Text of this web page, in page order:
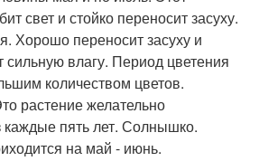
свет и стойко переносит засуху.
Хорошо переносит засуху и
влагу. Период цветения
количеством цветов.
растение желательно
каждые пять лет. Солнышко.
на май - июнь.